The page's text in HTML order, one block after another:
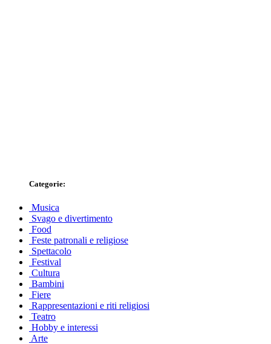
Categorie:
Musica
Svago e divertimento
Food
Feste patronali e religiose
Spettacolo
Festival
Cultura
Bambini
Fiere
Rappresentazioni e riti religiosi
Teatro
Hobby e interessi
Arte